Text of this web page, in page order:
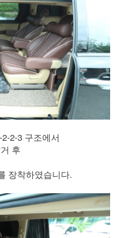
2-3 구조에서
후
장착하였습니다.